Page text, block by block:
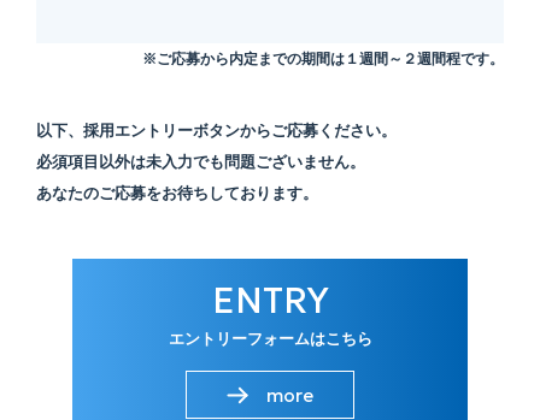
※ご応募から内定までの期間は１週間～２週間程です。
以下、採用エントリーボタンからご応募ください。
必須項目以外は未入力でも問題ございません。
あなたのご応募をお待ちしております。
ENTRY
エントリーフォームはこちら
more